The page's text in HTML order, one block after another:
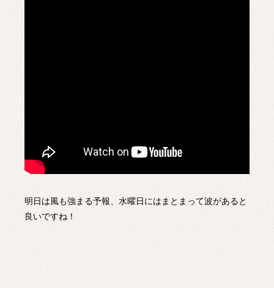
明日は風も強まる予報、水曜日にはまとまって波があると
良いですね！